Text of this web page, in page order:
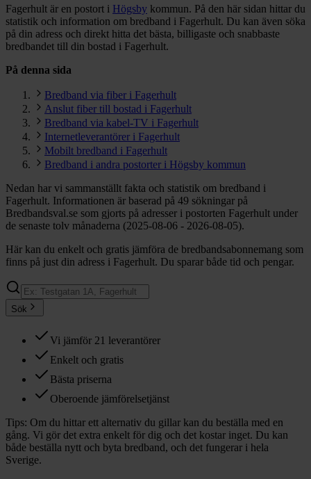
Fagerhult är en postort i Högsby kommun. På den här sidan hittar du
statistik och information om bredband i Fagerhult. Du kan även söka
på din adress och direkt hitta det bästa, billigaste och snabbaste
bredbandet till din bostad i Fagerhult.
På denna sida
Bredband via fiber i Fagerhult
Anslut fiber till bostad i Fagerhult
Bredband via kabel-TV i Fagerhult
Internetleverantörer i Fagerhult
Mobilt bredband i Fagerhult
Bredband i andra postorter i Högsby kommun
Nedan har vi sammanställt fakta och statistik om bredband i
Fagerhult. Informationen är baserad på 49 sökningar på
Bredbandsval.se som gjorts på adresser i postorten Fagerhult under
de senaste tolv månaderna (2025-08-06 - 2026-08-05).
Här kan du enkelt och gratis jämföra de bredbandsabonnemang som
finns på just din adress i Fagerhult. Du sparar både tid och pengar.
Sök
Vi jämför 21 leverantörer
Enkelt och gratis
Bästa priserna
Oberoende jämförelsetjänst
Tips: Om du hittar ett alternativ du gillar kan du beställa med en
gång. Vi gör det extra enkelt för dig och det kostar inget. Du kan
både beställa nytt och byta bredband, och det fungerar i hela
Sverige.